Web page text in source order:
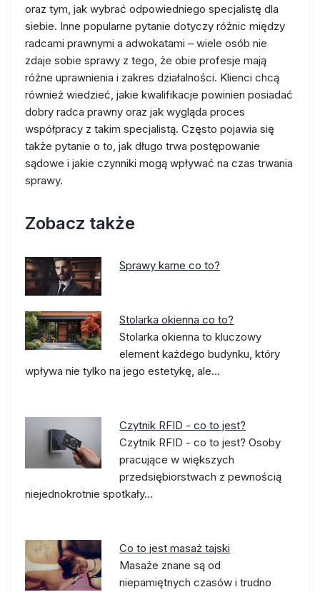
oraz tym, jak wybrać odpowiedniego specjalistę dla
siebie. Inne popularne pytanie dotyczy różnic między
radcami prawnymi a adwokatami – wiele osób nie
zdaje sobie sprawy z tego, że obie profesje mają
różne uprawnienia i zakres działalności. Klienci chcą
również wiedzieć, jakie kwalifikacje powinien posiadać
dobry radca prawny oraz jak wygląda proces
współpracy z takim specjalistą. Często pojawia się
także pytanie o to, jak długo trwa postępowanie
sądowe i jakie czynniki mogą wpływać na czas trwania
sprawy.
Zobacz także
Sprawy karne co to?
Stolarka okienna co to?
Stolarka okienna to kluczowy
element każdego budynku, który
wpływa nie tylko na jego estetykę, ale…
Czytnik RFID - co to jest?
Czytnik RFID - co to jest? Osoby
pracujące w większych
przedsiębiorstwach z pewnością
niejednokrotnie spotkały…
Co to jest masaż tajski
Masaże znane są od
niepamiętnych czasów i trudno